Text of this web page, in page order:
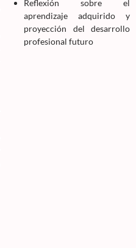
Reflexión sobre el
aprendizaje adquirido y
proyección del desarrollo
profesional futuro